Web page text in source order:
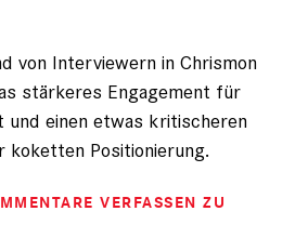
von Interviewern in Chrismon
stärkeres Engagement für
und einen etwas kritischeren
koketten Positionierung.
VERFASSEN ZU